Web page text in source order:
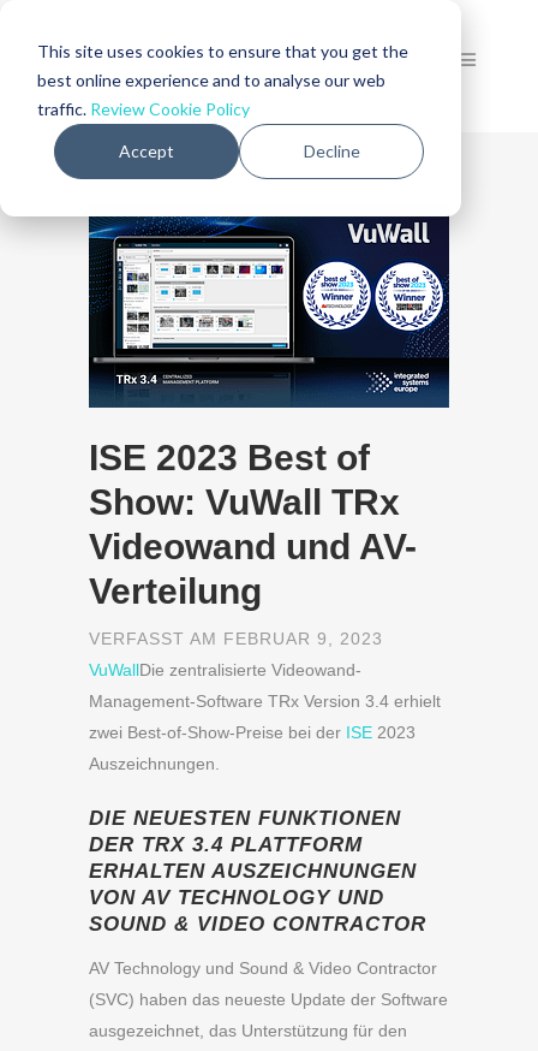
This site uses cookies to ensure that you get the
best online experience and to analyse our web
traffic. Review Cookie Policy
Accept Decline
ISE 2023 Best of
Show: VuWall TRx
Videowand und AV-
Verteilung
VERFASST AM FEBRUAR 9, 2023
VuWallDie zentralisierte Videowand-
Management-Software TRx Version 3.4 erhielt
zwei Best-of-Show-Preise bei der ISE 2023
Auszeichnungen.
DIE NEUESTEN FUNKTIONEN
DER TRX 3.4 PLATTFORM
ERHALTEN AUSZEICHNUNGEN
VON AV TECHNOLOGY UND
SOUND & VIDEO CONTRACTOR
AV Technology und Sound & Video Contractor
(SVC) haben das neueste Update der Software
ausgezeichnet, das Unterstützung für den